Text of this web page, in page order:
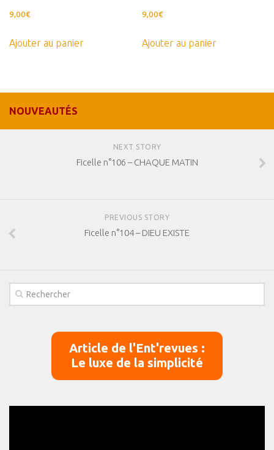
9,00€
Ajouter au panier
9,00€
Ajouter au panier
NOUVEAUTÉS
NEXT STORY
Ficelle n°106 – CHAQUE MATIN
PREVIOUS STORY
Ficelle n°104 – DIEU EXISTE
Article de l'Ent'revues :
Le luxe de la simplicité